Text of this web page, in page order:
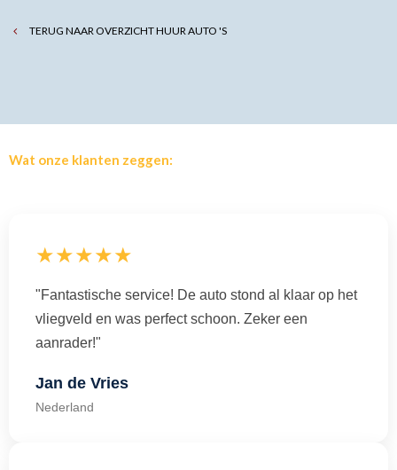
TERUG NAAR OVERZICHT HUUR AUTO 'S
Wat onze klanten zeggen:
★★★★★
"Fantastische service! De auto stond al klaar op het
vliegveld en was perfect schoon. Zeker een
aanrader!"
Jan de Vries
Nederland